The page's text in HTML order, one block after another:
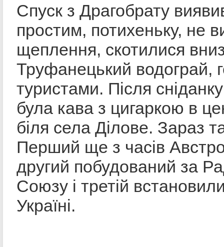
Спуск з Драгобрату
простим, потихеньку, не
щеплення, скотилися
Труфанецький водограй,
туристами. Після
була кава з цигаркою в
біля села Ділове. Зараз
Перший ще з часів
другий побудований за
Союзу і третій
Україні.